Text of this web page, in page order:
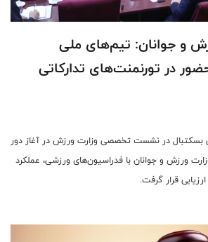
وزیر ورزش و جوانان: تیم‌های ملی
در تورنمنت‌های تدارکاتی
بسکتبال در نشست تخصصی وزارت ورزش در آغاز دور
ورزش و جوانان با فدراسیون‌های ورزشی، عملکرد
قرار گرفت.